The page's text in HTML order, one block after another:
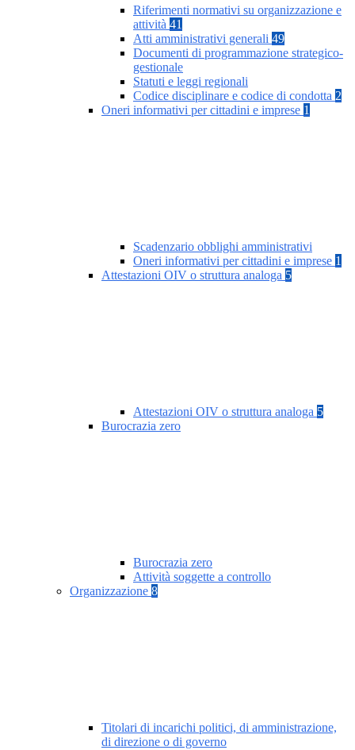
Riferimenti normativi su organizzazione e
attività 41
Atti amministrativi generali 49
Documenti di programmazione strategico-
gestionale
Statuti e leggi regionali
Codice disciplinare e codice di condotta 2
Oneri informativi per cittadini e imprese 1
Scadenzario obblighi amministrativi
Oneri informativi per cittadini e imprese 1
Attestazioni OIV o struttura analoga 5
Attestazioni OIV o struttura analoga 5
Burocrazia zero
Burocrazia zero
Attività soggette a controllo
Organizzazione 8
Titolari di incarichi politici, di amministrazione,
di direzione o di governo